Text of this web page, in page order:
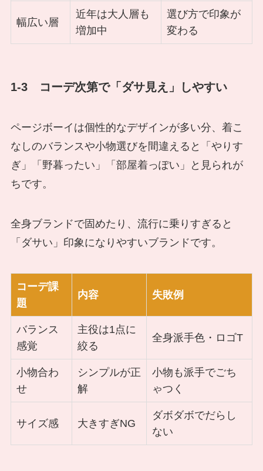
幅広い層
近年は大人層も
増加中
選び方で印象が
変わる
1-3 コーデ次第で「ダサ見え」しやすい
ページボーイは個性的なデザインが多い分、着こ
なしのバランスや小物選びを間違えると「やりす
ぎ」「野暮ったい」「部屋着っぽい」と見られが
ちです。
全身ブランドで固めたり、流行に乗りすぎると
「ダサい」印象になりやすいブランドです。
コーデ課
題
内容 失敗例
バランス
感覚
主役は1点に
絞る
全身派手色・ロゴT
小物合わ
せ
シンプルが正
解
小物も派手でごち
ゃつく
サイズ感 大きすぎNG
ダボダボでだらし
ない